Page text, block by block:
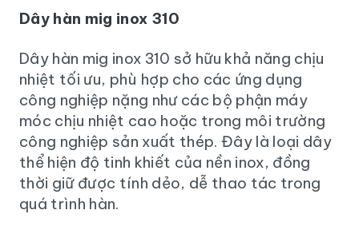
Dây hàn mig inox 310
Dây hàn mig inox 310 sở hữu khả năng chịu
nhiệt tối ưu, phù hợp cho các ứng dụng
công nghiệp nặng như các bộ phận máy
móc chịu nhiệt cao hoặc trong môi trường
công nghiệp sản xuất thép. Đây là loại dây
thể hiện độ tinh khiết của nền inox, đồng
thời giữ được tính dẻo, dễ thao tác trong
quá trình hàn.